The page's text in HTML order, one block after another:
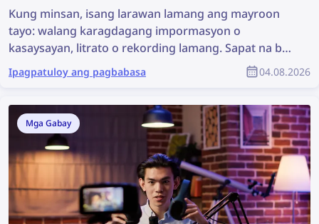
Kung minsan, isang larawan lamang ang mayroon
tayo: walang karagdagang impormasyon o
kasaysayan, litrato o rekording lamang. Sapat na ba
iyon upang magsimula ng imbestigasyon? Maaaring
hindi ito ang pinakamainam na sitwasyon, ngunit
larawan na maaaring makatuklas ng mahalagang
impormasyon at makatulong sa imbestigasyon.
Kaya, paano ka makakahanap ng higit pang
impormasyon mula sa isang litrato?
Ipagpatuloy ang pagbabasa 04.08.2026
Mga Gabay